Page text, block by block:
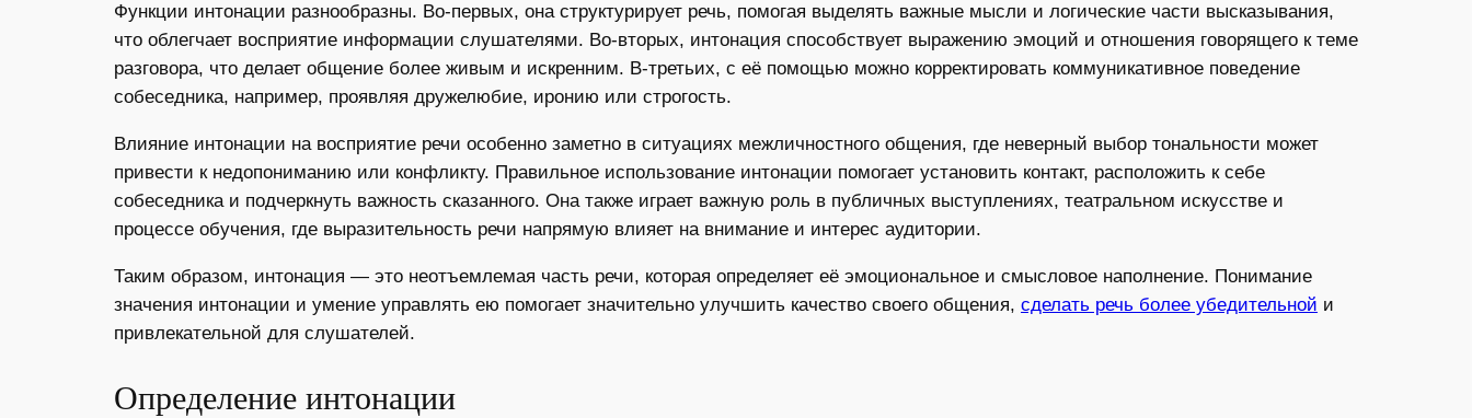
Функции интонации разнообразны. Во-первых, она структурирует речь, помогая выделять важные мысли и логические части высказывания,
что облегчает восприятие информации слушателями. Во-вторых, интонация способствует выражению эмоций и отношения говорящего к теме
разговора, что делает общение более живым и искренним. В-третьих, с её помощью можно корректировать коммуникативное поведение
собеседника, например, проявляя дружелюбие, иронию или строгость.
Влияние интонации на восприятие речи особенно заметно в ситуациях межличностного общения, где неверный выбор тональности может
привести к недопониманию или конфликту. Правильное использование интонации помогает установить контакт, расположить к себе
собеседника и подчеркнуть важность сказанного. Она также играет важную роль в публичных выступлениях, театральном искусстве и
процессе обучения, где выразительность речи напрямую влияет на внимание и интерес аудитории.
Таким образом, интонация — это неотъемлемая часть речи, которая определяет её эмоциональное и смысловое наполнение. Понимание
значения интонации и умение управлять ею помогает значительно улучшить качество своего общения, сделать речь более убедительной и
привлекательной для слушателей.
Определение интонации